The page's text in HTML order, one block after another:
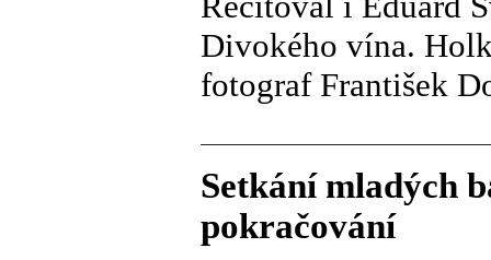
Divokého vína.
fotograf František
Setkání mladých
pokračování